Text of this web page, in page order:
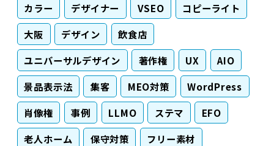
カラー
デザイナー VSEO
コピーライト
大阪
デザイン
飲食店
ユニバーサルデザイン
著作権 UX
AIO
景品表示法
集客 MEO対策
WordPress
肖像権
事例 LLMO ステマ
EFO
老人ホーム
保守対策
フリー素材